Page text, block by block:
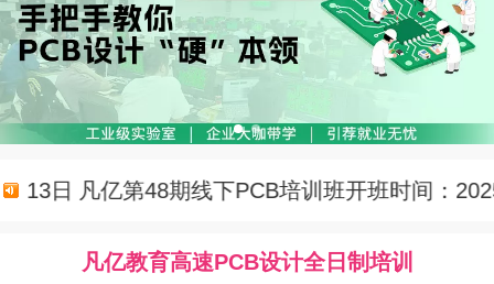
日 凡亿第48期线下PCB培训班开班时间：2025
凡亿教育高速PCB设计全日制培训